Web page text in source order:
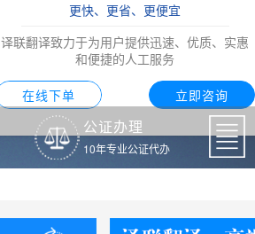
更快、更省、更便宜
译联翻译致力于为用户提供迅速、优质、实惠
和便捷的人工服务
在线下单 立即咨询
公证办理
10年专业公证代办